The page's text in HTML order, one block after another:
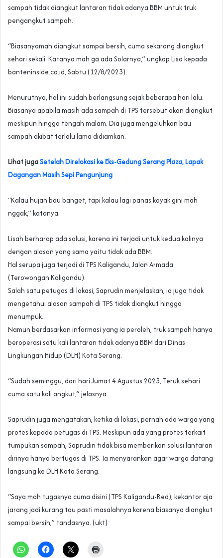
sampah tidak diangkut lantaran tidak adanya BBM untuk truk
pengangkut sampah.
“Biasanyamah diangkut sampai bersih, cuma sekarang diangkut
sehari sekali. Katanya mah ga ada Solarnya,” ungkap Lisa kepada
banteninside.co.id, Sabtu (12/8/2023).
Menurutnya, hal ini sudah berlangsung sejak beberapa hari lalu.
Biasanya apabila masih ada sampah di TPS tersebut akan diangkut
meskipun hingga tengah malam. Dia juga mengeluhkan bau
sampah akibat terlalu lama didiamkan.
Lihat jugaSetelah Direlokasi ke Eks-Gedung Serang Plaza, Lapak
Dagangan Masih Sepi Pengunjung
“Kalau hujan bau banget, tapi kalau lagi panas kayak gini mah
nggak,” katanya.
Lisah berharap ada solusi, karena ini terjadi untuk kedua kalinya
dengan alasan yang sama yaitu tidak ada BBM.
Hal serupa juga terjadi di TPS Kaligandu, Jalan Armada
(Terowongan Kaligandu).
Salah satu petugas di lokasi, Saprudin menjelaskan, ia juga tidak
mengetahui alasan sampah di TPS tidak diangkut hingga
menumpuk.
Namun berdasarkan informasi yang ia peroleh, truk sampah hanya
beroperasi satu kali lantaran tidak adanya BBM dari Dinas
Lingkungan Hidup (DLH) Kota Serang.
“Sudah seminggu, dari hari Jumat 4 Agustus 2023, Teruk sehari
cuma satu kali angkut,” jelasnya.
Saprudin juga mengatakan, ketika di lokasi, pernah ada warga yang
protes kepada petugas di TPS. Meskipun ada yang protes terkait
tumpukan sampah, Saprudin tidak bisa memberikan solusi lantaran
dirinya hanya bertugas di TPS. Ia menyarankan agar warga datang
langsung ke DLH Kota Serang.
“Saya mah tugasnya cuma disini (TPS Kaligandu-Red), kekantor aja
jarang jadi kurang tau pasti masalahnya karena biasanya diangkut
sampai bersih,” tandasnya. (ukt)